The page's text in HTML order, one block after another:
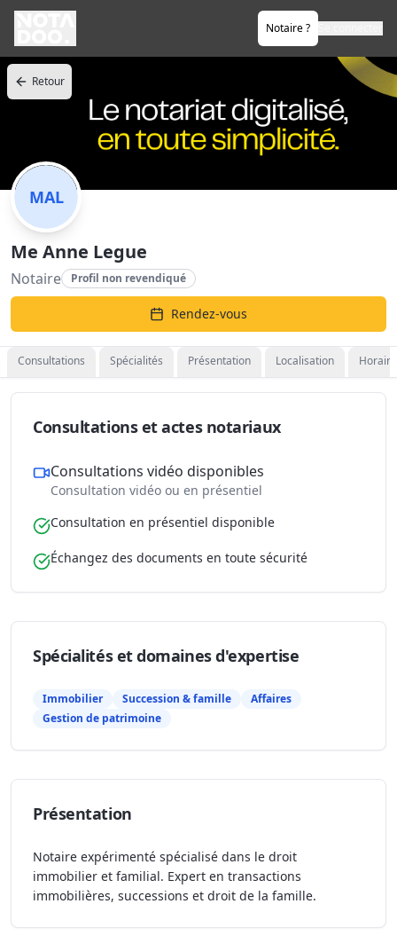
Notaire ?
Retour
MAL
Me Anne Legue
Notaire Profil non revendiqué
Rendez-vous
Consultations Spécialités Présentation Localisation
Consultations et actes notariaux
Consultations vidéo disponibles
Consultation vidéo ou en présentiel
Consultation en présentiel disponible
Échangez des documents en toute sécurité
Spécialités et domaines d'expertise
Immobilier Succession & famille
Affaires
Gestion de patrimoine
Présentation
Notaire expérimenté spécialisé dans le droit
immobilier et familial. Expert en transactions
immobilières, successions et droit de la famille.